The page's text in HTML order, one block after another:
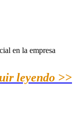
en la empresa
leyendo >>